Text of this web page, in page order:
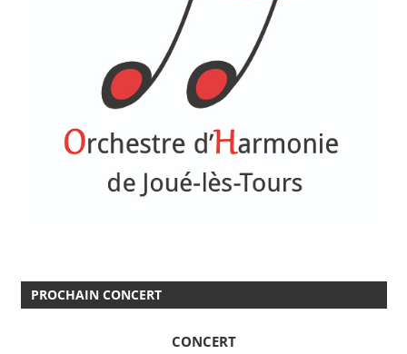
PROCHAIN CONCERT
CONCERT